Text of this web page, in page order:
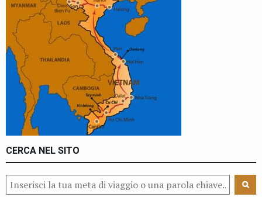
CERCA NEL SITO